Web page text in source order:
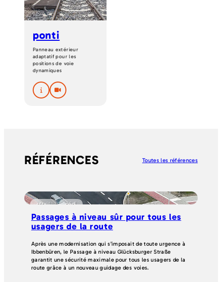
ponti
Panneau extérieur
adaptatif pour les
positions de voie
dynamiques
RÉFÉRENCES Toutes les références
strail pédi
Passages à niveau sûr pour tous les
usagers de la route
Après une modernisation qui s’imposait de toute urgence à
Ibbenbüren, le Passage à niveau Glücksburger Straße
garantit une sécurité maximale pour tous les usagers de la
route grâce à un nouveau guidage des voies.